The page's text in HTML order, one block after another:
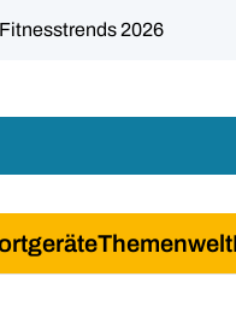
Fitnesstrends 2026
Themenwelt